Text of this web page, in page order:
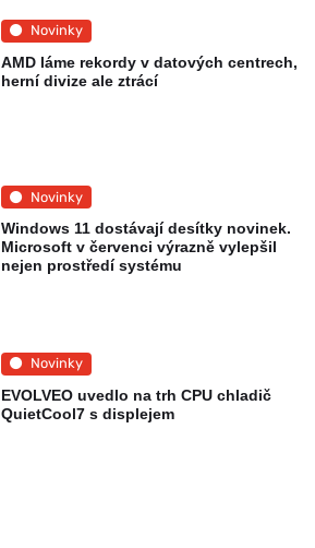
Novinky
AMD láme rekordy v datových centrech,
herní divize ale ztrácí
Novinky
Windows 11 dostávají desítky novinek.
Microsoft v červenci výrazně vylepšil
nejen prostředí systému
Novinky
EVOLVEO uvedlo na trh CPU chladič
QuietCool7 s displejem